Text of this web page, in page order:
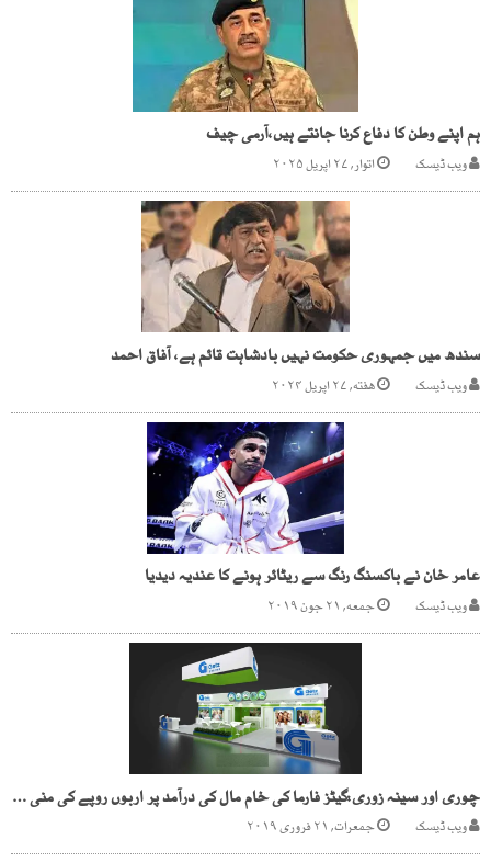
ہم اپنے وطن کا دفاع کرنا جانتے ہیں،آرمی چیف
ویب ڈیسک اتوار, ۲۷ اپریل ۲۰۲۵
سندھ میں جمہوری حکومت نہیں بادشاہت قائم ہے، آفاق احمد
ویب ڈیسک هفته, ۲۷ اپریل ۲۰۲۴
عامر خان نے باکسنگ رنگ سے ریٹائر ہونے کا عندیہ دیدیا
ویب ڈیسک جمعه, ۲۱ جون ۲۰۱۹
چوری اور سینہ زوری:گیٹز فارما کی خام مال کی درآمد پر اربوں روپے کی منی لانڈرنگ
ویب ڈیسک جمعرات, ۲۱ فروری ۲۰۱۹